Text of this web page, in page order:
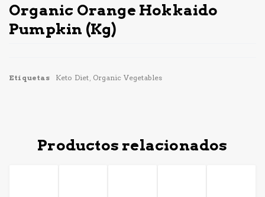
Organic Orange Hokkaido
Pumpkin (Kg)
Etiquetas Keto Diet, Organic Vegetables
Productos relacionados